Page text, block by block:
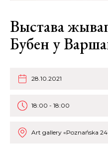
Выстава
Бубен у
28.10.2021
18:00 - 18:00
Art gallery «Poznańska